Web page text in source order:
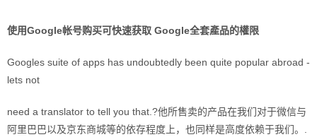
使用Google帐号购买可快速获取 Google全套產品的權限
Googles suite of apps has undoubtedly been quite popular abroad -
lets not
need a translator to tell you that.?他所售卖的产品在我们对于微信与
阿里巴巴以及京东商城等的依存程度上，也同样是高度依赖于我们。.